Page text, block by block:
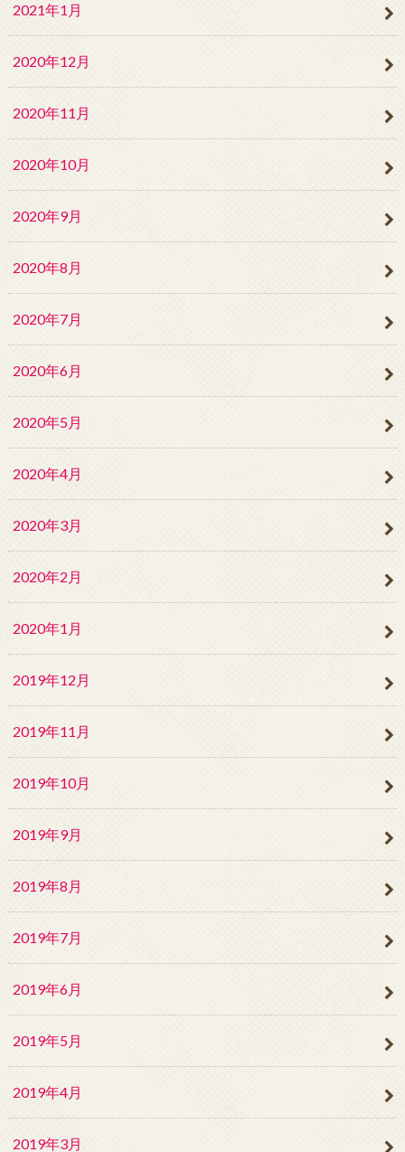
2021年1月
2020年12月
2020年11月
2020年10月
2020年9月
2020年8月
2020年7月
2020年6月
2020年5月
2020年4月
2020年3月
2020年2月
2020年1月
2019年12月
2019年11月
2019年10月
2019年9月
2019年8月
2019年7月
2019年6月
2019年5月
2019年4月
2019年3月